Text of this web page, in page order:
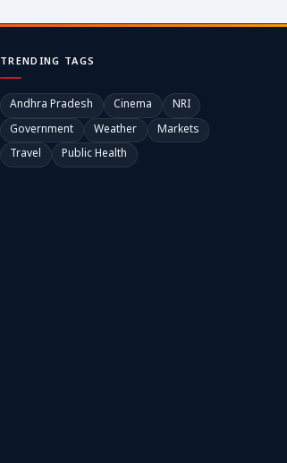
TRENDING TAGS
Andhra Pradesh Cinema
NRI
Government
Weather
Markets
Travel
Public Health